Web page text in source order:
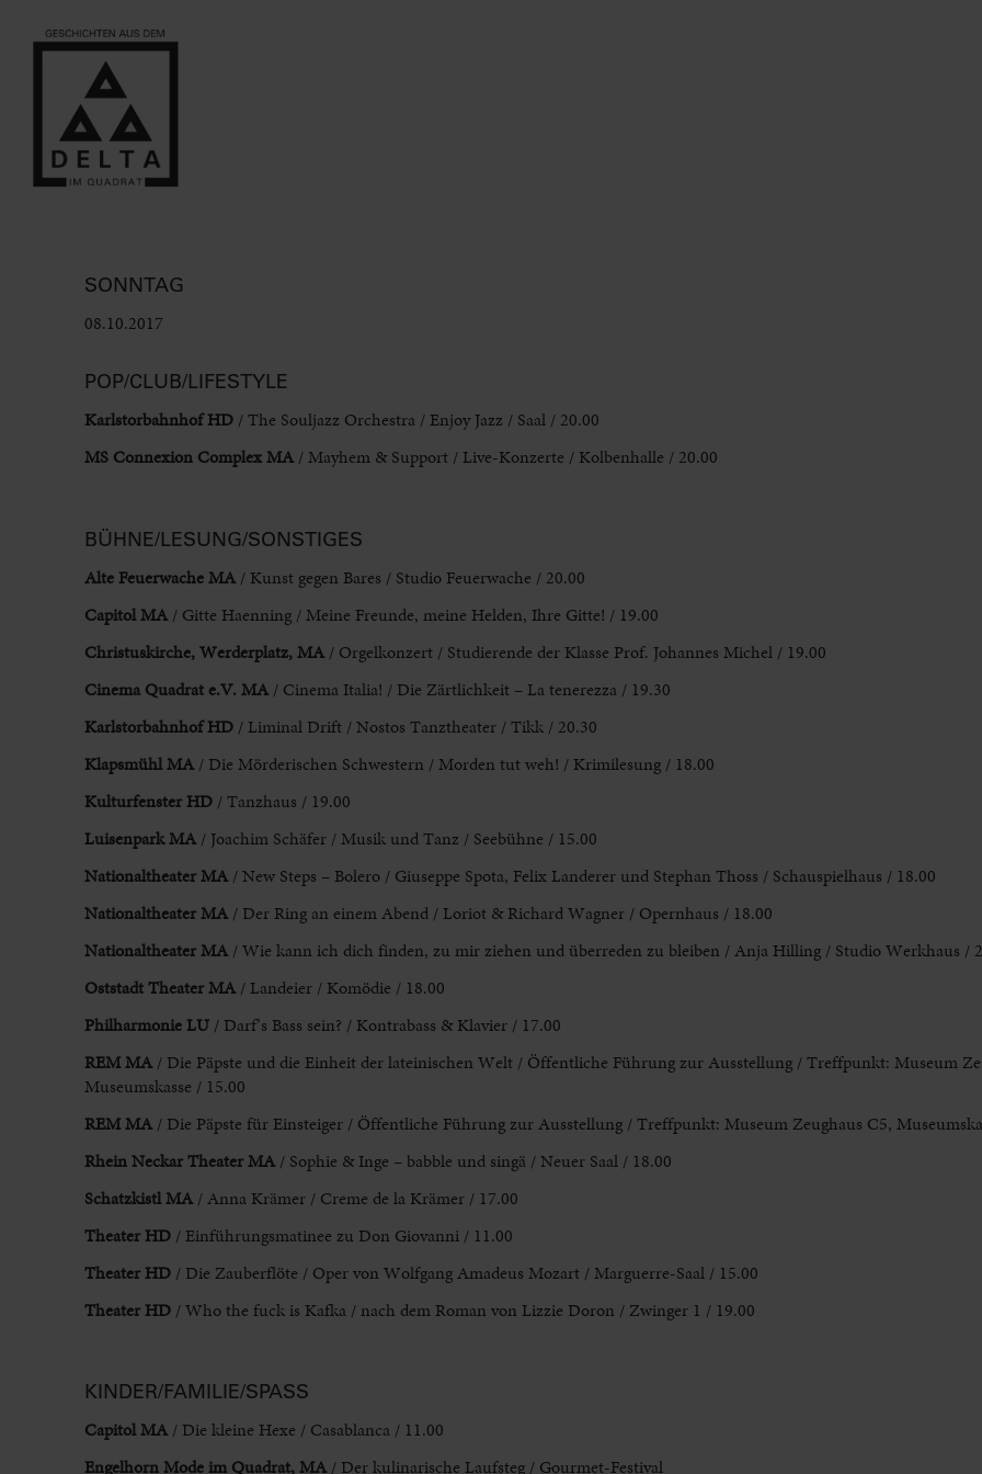
SONNTAG
08.10.2017
POP/CLUB/LIFESTYLE
Karlstorbahnhof HD/ The Souljazz Orchestra / Enjoy Jazz / Saal / 20.00
MS Connexion Complex MA/ Mayhem & Support / Live-Konzerte / Kolbenhalle / 20.00
BÜHNE/LESUNG/SONSTIGES
Alte Feuerwache MA/ Kunst gegen Bares / Studio Feuerwache / 20.00
Capitol MA / Gitte Haenning / Meine Freunde, meine Helden, Ihre Gitte! / 19.00
Christuskirche, Werderplatz, MA/ Orgelkonzert / Studierende der Klasse Prof. Johannes Michel / 19.00
Cinema Quadrat e.V. MA/ Cinema Italia! / Die Zärtlichkeit – La tenerezza / 19.30
Karlstorbahnhof HD/ Liminal Drift / Nostos Tanztheater / Tikk / 20.30
Klapsmühl MA/ Die Mörderischen Schwestern / Morden tut weh! / Krimilesung / 18.00
Kulturfenster HD/ Tanzhaus / 19.00
Luisenpark MA/ Joachim Schäfer / Musik und Tanz / Seebühne / 15.00
Nationaltheater MA/ New Steps – Bolero / Giuseppe Spota, Felix Landerer und Stephan Thoss / Schauspielhaus / 18.00
Nationaltheater MA/ Der Ring an einem Abend / Loriot & Richard Wagner / Opernhaus / 18.00
Nationaltheater MA/ Wie kann ich dich finden, zu mir ziehen und überreden zu bleiben / Anja Hilling / Studio Werkhaus /
Oststadt Theater MA/ Landeier / Komödie / 18.00
Philharmonie LU / Darf’s Bass sein? / Kontrabass & Klavier / 17.00
REM MA/ Die Päpste und die Einheit der lateinischen Welt / Öffentliche Führung zur Ausstellung / Treffpunkt: Museum
Museumskasse / 15.00
REM MA/ Die Päpste für Einsteiger / Öffentliche Führung zur Ausstellung / Treffpunkt: Museum Zeughaus C5,
Rhein Neckar Theater MA/ Sophie & Inge – babble und singä / Neuer Saal / 18.00
Schatzkistl MA/ Anna Krämer / Creme de la Krämer / 17.00
Theater HD/ Einführungsmatinee zu Don Giovanni / 11.00
Theater HD/ Die Zauberflöte / Oper von Wolfgang Amadeus Mozart / Marguerre-Saal / 15.00
Theater HD/ Who the fuck is Kafka / nach dem Roman von Lizzie Doron / Zwinger 1 / 19.00
KINDER/FAMILIE/SPASS
Capitol MA / Die kleine Hexe / Casablanca / 11.00
Engelhorn Mode im Quadrat, MA/ Der kulinarische Laufsteg / Gourmet-Festival